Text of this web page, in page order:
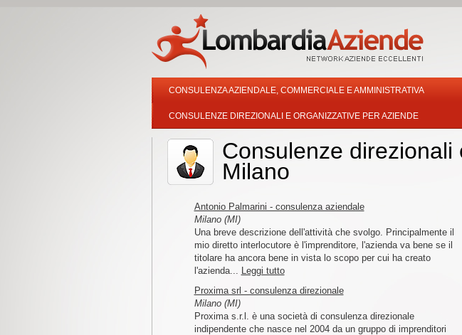
CONSULENZA AZIENDALE, COMMERCIALE E AMMINISTRATIVA
CONSULENZE DIREZIONALI E ORGANIZZATIVE PER AZIENDE
Consulenze
Milano
Antonio Palmarini - consulenza aziendale
Milano (MI)
Una breve descrizione dell'attività che svolgo. Principalmente il
mio diretto interlocutore è l'imprenditore, l'azienda va bene se il
titolare ha ancora bene in vista lo scopo per cui ha creato
l'azienda... Leggi tutto
Proxima srl - consulenza direzionale
Milano (MI)
Proxima s.r.l. è una società di consulenza direzionale
indipendente che nasce nel 2004 da un gruppo di imprenditori